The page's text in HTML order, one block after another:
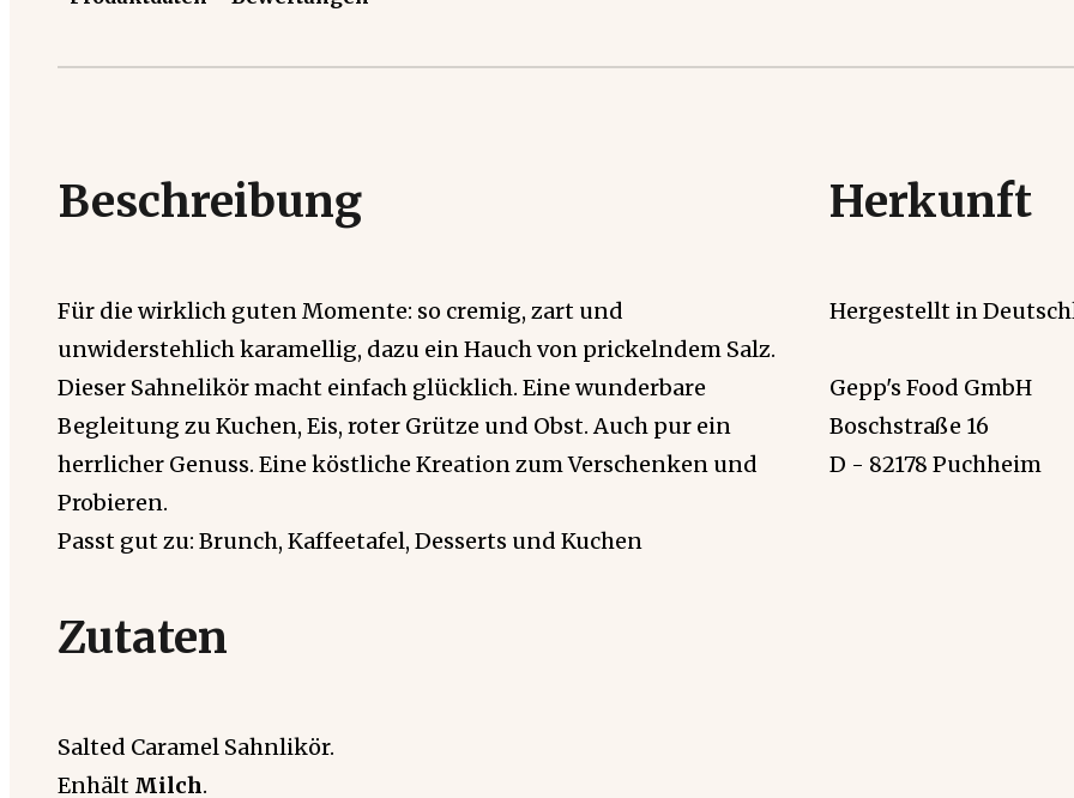
Beschreibung
Für die wirklich guten Momente: so cremig, zart und
unwiderstehlich karamellig, dazu ein Hauch von prickelndem Salz.
Dieser Sahnelikör macht einfach glücklich. Eine wunderbare
Begleitung zu Kuchen, Eis, roter Grütze und Obst. Auch pur ein
herrlicher Genuss. Eine köstliche Kreation zum Verschenken und
Probieren.
Passt gut zu: Brunch, Kaffeetafel, Desserts und Kuchen
Zutaten
Salted Caramel Sahnlikör.
Enhält Milch.
Herkunft
Hergestellt in
Gepp's Food GmbH
Boschstraße 16
D - 82178 Puchheim